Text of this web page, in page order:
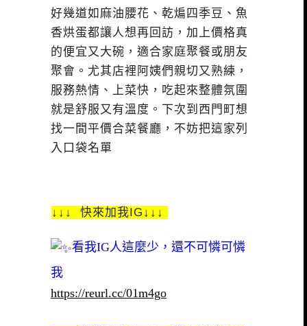
好幾道如麻油腰花、乾煸四季豆、魚
香烘蛋都讓人想再回訪，加上價格真
的便宜又大碗，適合家庭聚餐或朋友
聚會。尤其店裡阿姨們親切又熟練，
服務熱情、上菜快，吃起來整體氛圍
就是舒服又有溫度。下次到西門町想
找一間平價合菜餐廳，不妨把這家列
入口袋名單
↓↓↓ 快來加我IG↓↓↓
看我IG人這麼少，還不可憐可憐
我
https://reurl.cc/01m4go